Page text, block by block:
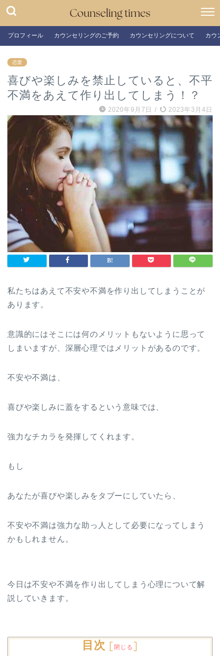
プロフィール カウンセリングのご予約 カウンセリングについて カウ
恋愛
喜びや楽しみを禁止していると、不平
不満をあえて作り出してしまう！？
2020年9月7日 / 2023年3月4日
私たちはあえて不安や不満を作り出してしまうことが
あります。
意識的にはそこには何のメリットもないように思って
しまいますが、深層心理ではメリットがあるのです。
不安や不満は、
喜びや楽しみに蓋をするという意味では、
強力なチカラを発揮してくれます。
もし
あなたが喜びや楽しみをタブーにしていたら、
不安や不満は強力な助っ人として必要になってしまう
かもしれません。
今日は不安や不満を作り出してしまう心理について解
説していきます。
目次 [ 閉じる ]